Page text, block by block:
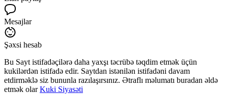
Mesajlar
Şəxsi hesab
Bu Sayt istifadəçilərə daha yaxşı təcrübə təqdim etmək üçün
kukilərdən istifadə edir. Saytdan istənilən istifadəni davam
etdirməklə siz bununla razılaşırsınız. Ətraflı məlumatı buradan əldə
etmək olarKuki Siyasəti